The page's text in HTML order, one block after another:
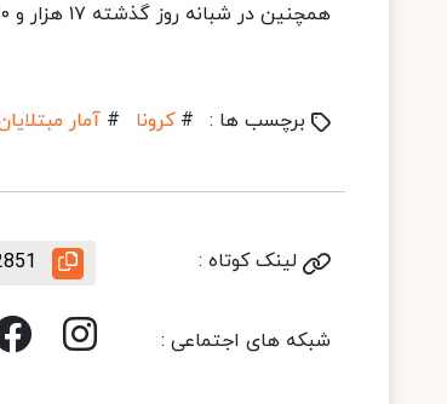
همچنین در شبانه روز گذشته ۱۷ هزار و ۶۳۰ دُز واکسن کرونا در کشور تزریق شده است.
برچسب ها : # کرونا # آمار
لینک کوتاه :
شبکه های اجتماعی :